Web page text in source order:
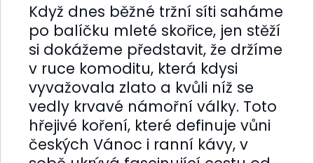
Když dnes běžné tržní síti saháme
po balíčku mleté skořice, jen stěží
si dokážeme představit, že držíme
v ruce komoditu, která kdysi
vyvažovala zlato a kvůli níž se
vedly krvavé námořní války. Toto
hřejivé koření, které definuje vůni
českých Vánoc i ranní kávy, v